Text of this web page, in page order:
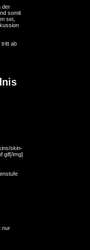
der
somit
sei,
tritt ab
skin-
img]
nur